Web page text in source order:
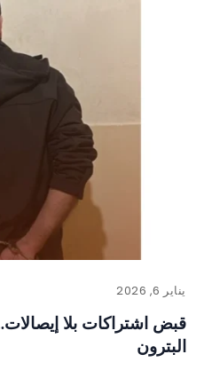
يناير 6, 2026
قبض اشتراكات بلا
البترون